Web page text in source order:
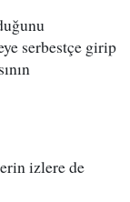
serbestçe girip
izlere de